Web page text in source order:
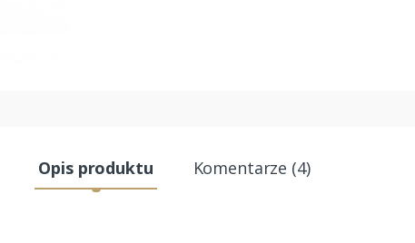
Opis produktu Komentarze (4)